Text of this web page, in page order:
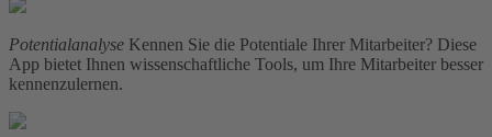
Potentialanalyse Kennen Sie die Potentiale Ihrer Mitarbeiter? Diese
App bietet Ihnen wissenschaftliche Tools, um Ihre Mitarbeiter besser
kennenzulernen.